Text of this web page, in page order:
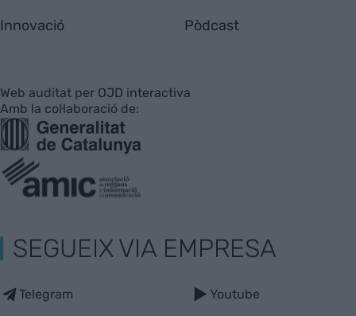
Innovació Pòdcast
Web auditat per OJD interactiva
Amb la col·laboració de:
SEGUEIX VIA EMPRESA
Telegram Youtube